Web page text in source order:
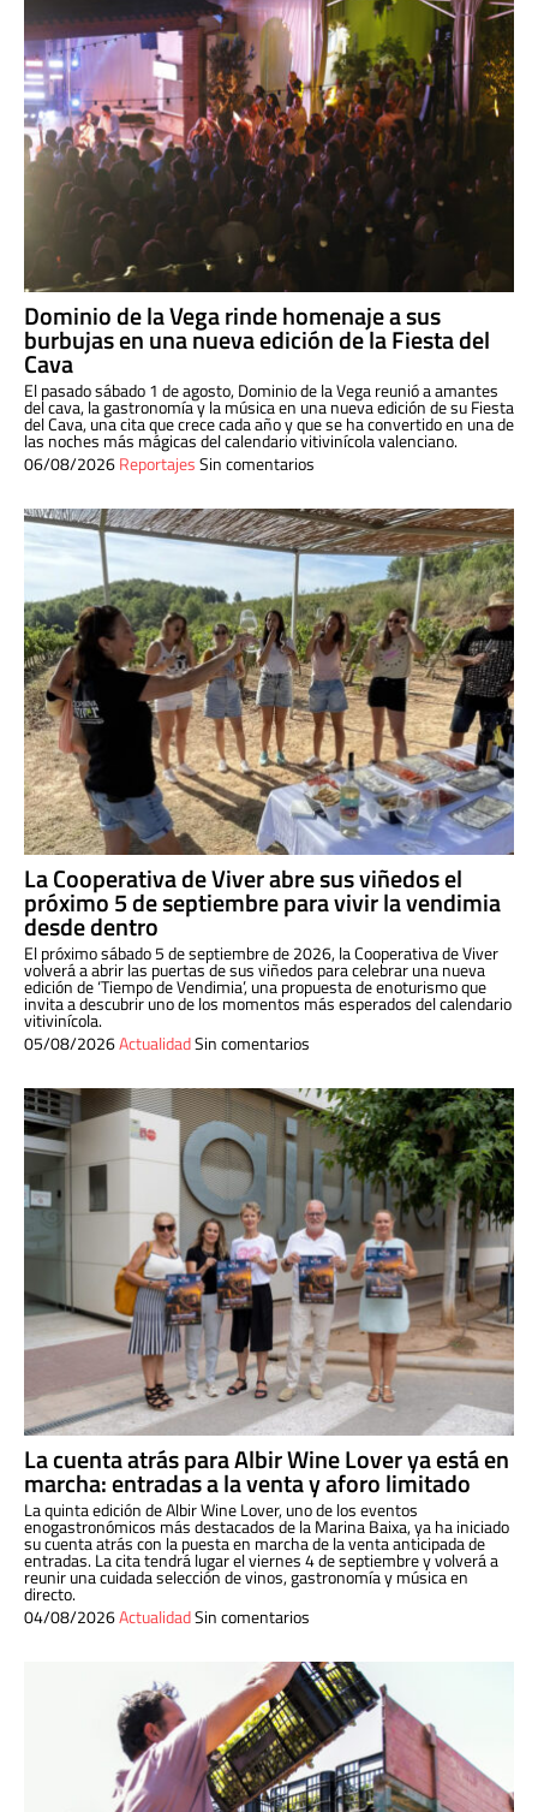
Dominio de la Vega rinde homenaje a sus
burbujas en una nueva edición de la Fiesta del
Cava
El pasado sábado 1 de agosto, Dominio de la Vega reunió a amantes
del cava, la gastronomía y la música en una nueva edición de su Fiesta
del Cava, una cita que crece cada año y que se ha convertido en una de
las noches más mágicas del calendario vitivinícola valenciano.
06/08/2026ReportajesSin comentarios
La Cooperativa de Viver abre sus viñedos el
próximo 5 de septiembre para vivir la vendimia
desde dentro
El próximo sábado 5 de septiembre de 2026, la Cooperativa de Viver
volverá a abrir las puertas de sus viñedos para celebrar una nueva
edición de ‘Tiempo de Vendimia’, una propuesta de enoturismo que
invita a descubrir uno de los momentos más esperados del calendario
vitivinícola.
05/08/2026ActualidadSin comentarios
La cuenta atrás para Albir Wine Lover ya está en
marcha: entradas a la venta y aforo limitado
La quinta edición de Albir Wine Lover, uno de los eventos
enogastronómicos más destacados de la Marina Baixa, ya ha iniciado
su cuenta atrás con la puesta en marcha de la venta anticipada de
entradas. La cita tendrá lugar el viernes 4 de septiembre y volverá a
reunir una cuidada selección de vinos, gastronomía y música en
directo.
04/08/2026ActualidadSin comentarios